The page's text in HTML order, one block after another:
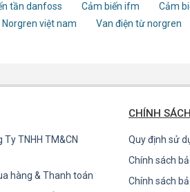
tần danfoss Cảm biến ifm Cảm
Norgren việt nam Van điện từ norgren
Ty TNHH TM&CN
hàng & Thanh toán
CHÍNH SÁCH
Quy định sử
Chính sách
Chính sách